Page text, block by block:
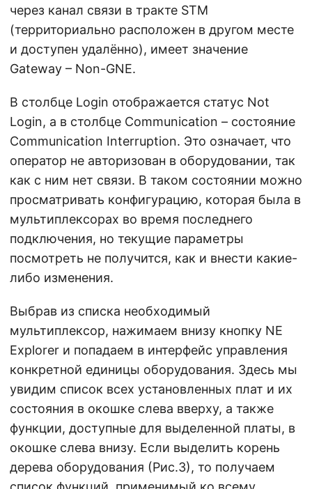
через канал связи в тракте STM
(территориально расположен в другом месте
и доступен удалённо), имеет значение
Gateway – Non-GNE.
В столбце Login отображается статус Not
Login, а в столбце Communication – состояние
Communication Interruption. Это означает, что
оператор не авторизован в оборудовании, так
как с ним нет связи. В таком состоянии можно
просматривать конфигурацию, которая была в
мультиплексорах во время последнего
подключения, но текущие параметры
посмотреть не получится, как и внести какие-
либо изменения.
Выбрав из списка необходимый
мультиплексор, нажимаем внизу кнопку NE
Explorer и попадаем в интерфейс управления
конкретной единицы оборудования. Здесь мы
увидим список всех установленных плат и их
состояния в окошке слева вверху, а также
функции, доступные для выделенной платы, в
окошке слева внизу. Если выделить корень
дерева оборудования (Рис.3), то получаем